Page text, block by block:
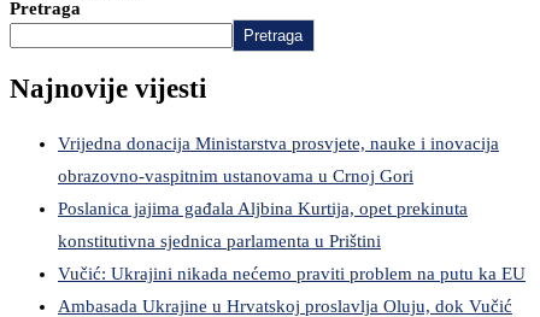
Pretraga
Pretraga
Najnovije vijesti
Vrijedna donacija Ministarstva prosvjete, nauke i inovacija
obrazovno-vaspitnim ustanovama u Crnoj Gori
Poslanica jajima gađala Aljbina Kurtija, opet prekinuta
konstitutivna sjednica parlamenta u Prištini
Vučić: Ukrajini nikada nećemo praviti problem na putu ka EU
Ambasada Ukrajine u Hrvatskoj proslavlja Oluju, dok Vučić